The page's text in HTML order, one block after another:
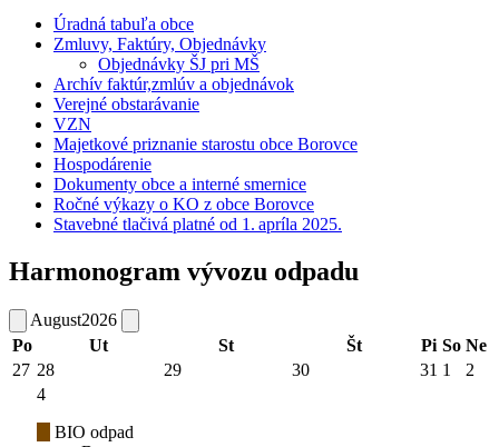
Úradná tabuľa obce
Zmluvy, Faktúry, Objednávky
Objednávky ŠJ pri MŠ
Archív faktúr,zmlúv a objednávok
Verejné obstarávanie
VZN
Majetkové priznanie starostu obce Borovce
Hospodárenie
Dokumenty obce a interné smernice
Ročné výkazy o KO z obce Borovce
Stavebné tlačivá platné od 1. apríla 2025.
Harmonogram vývozu odpadu
August2026
Po
Ut St Št Pi So Ne
27 28 29 30 31 1
2
4
BIO odpad